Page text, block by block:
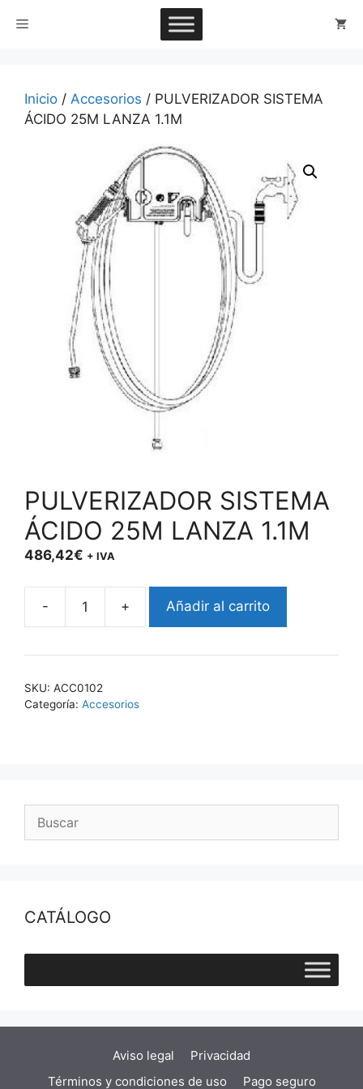
Menú
Inicio / Accesorios / PULVERIZADOR SISTEMA
ÁCIDO 25M LANZA 1.1M
PULVERIZADOR SISTEMA
ÁCIDO 25M LANZA 1.1M
486,42€ + IVA
-
PULVERIZADOR
ÁCIDO
+ Añadir al carrito
SKU: ACC0102
Categoría: Accesorios
CATÁLOGO
Aviso legal
Privacidad
Términos y condiciones de uso
Pago seguro